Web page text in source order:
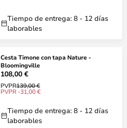
Tiempo de entrega: 8 - 12 días
laborables
Cesta Timone con tapa Nature -
Bloomingville
108,00 €
PVPR139,00 €
PVPR -31,00 €
Tiempo de entrega: 8 - 12 días
laborables